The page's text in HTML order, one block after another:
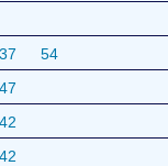
37 54
47
42
42